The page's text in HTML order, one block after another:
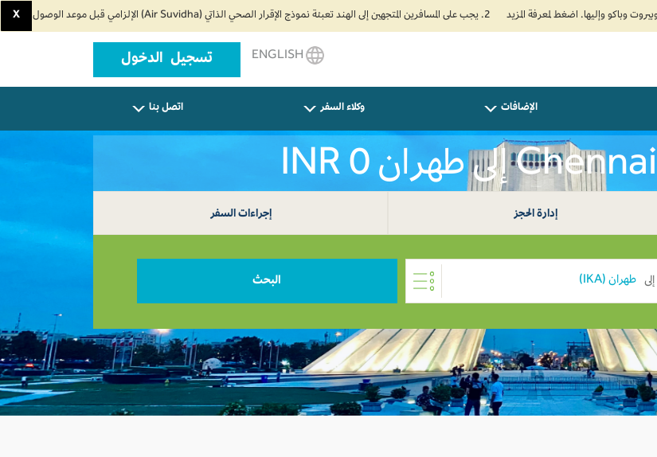
2. يجب على المسافرين المتجهين إلى الهند تعبئة نموذج الإقرار الصحي الذاتي (Air Suvidha) الإلزامي قبل موعد الوصول بـ 24 ساعة على الأقل. اضغط هنا للدخول إلى بوابة Air Suvidha. X
تسجيل الدخول
الإضافات وكلاء السفر اتصل بنا
إدارة الحجز إجراءات السفر
إلى البحث